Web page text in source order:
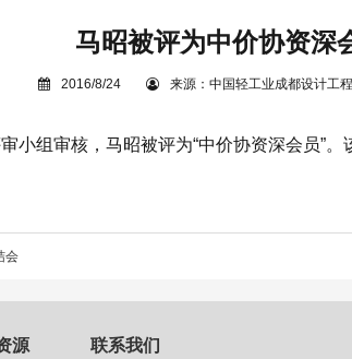
马昭被评为中价协资深
2016/8/24 来源：中国轻工业成都设计工
小组审核，马昭被评为“中价协资深会员”
会
源 联系我们